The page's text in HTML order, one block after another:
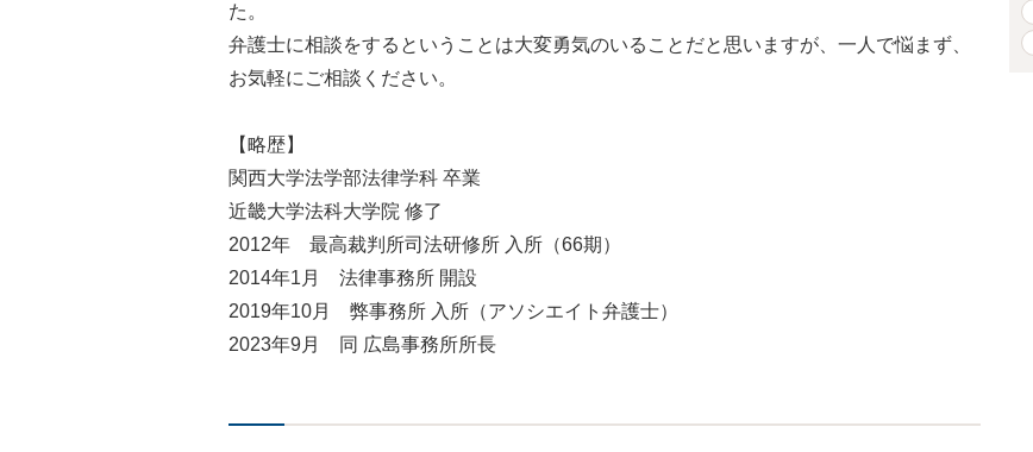
た。
弁護士に相談をするということは大変勇気のいることだと思いますが、一人で悩まず、
お気軽にご相談ください。
【略歴】
関西大学法学部法律学科 卒業
近畿大学法科大学院 修了
2012年 最高裁判所司法研修所 入所（66期）
2014年1月 法律事務所 開設
2019年10月 弊事務所 入所（アソシエイト弁護士）
2023年9月 同 広島事務所所長